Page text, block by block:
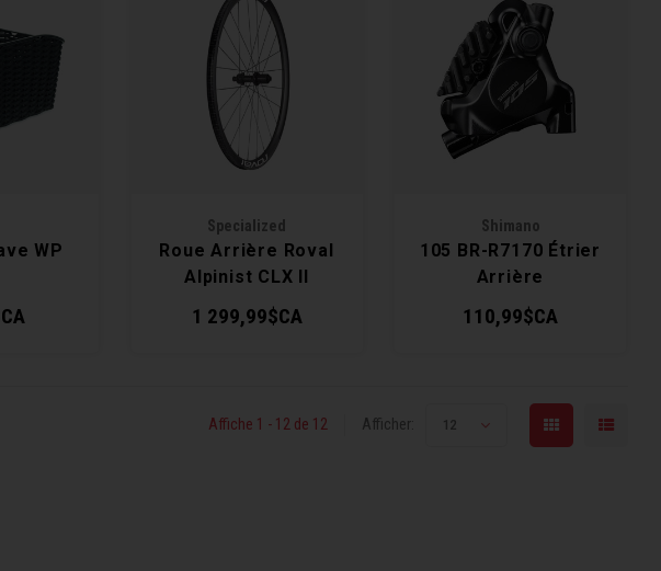
WP
Specialized
Roue Arrière Roval
Alpinist CLX II
1 299,99$CA
Shimano
105 BR-R7170 Étrier
Arrière
110,99$CA
Affiche 1 - 12 de 12 Afficher: 12